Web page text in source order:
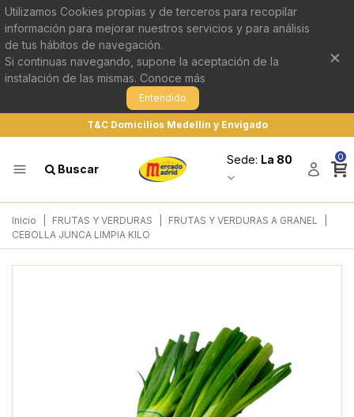
Utilizamos Cookies propias y de terceros para recopilar
información para mejorar nuestros servicios y para análisis
de tus hábitos de navegación.
Si continuas navegando, supone la aceptación de la
instalación de las mismas. Conoce más
Entendido
×
T&C Domicilios Medellín y Envigado
Buscar
Sede: La 80 0
Inicio FRUTAS Y VERDURAS FRUTAS Y VERDURAS A GRANEL
CEBOLLA JUNCA LIMPIA KILO